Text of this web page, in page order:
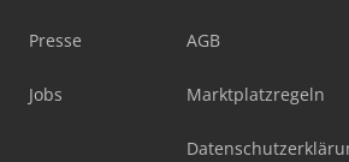
Presse
Jobs
AGB
Marktplatzregeln